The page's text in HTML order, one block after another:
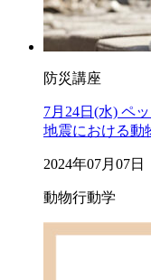
防災講座
7月24日(水) ペ
地震における動
2024年07月07日
動物行動学